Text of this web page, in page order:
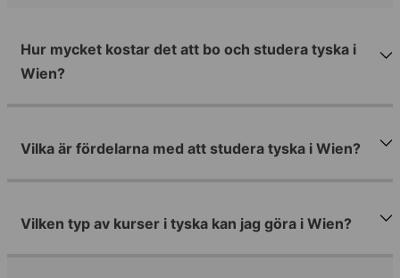
Hur mycket kostar det att bo och studera tyska i
Wien?
Vilka är fördelarna med att studera tyska i Wien?
Vilken typ av kurser i tyska kan jag göra i Wien?